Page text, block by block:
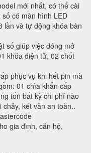
mới nhất, có thể cài
có màn hình LED
lần và tự động khóa bàn
số giúp việc đóng mở
khóa điện tử, 02 chốt
phục vụ khi hết pin mà
01 chìa khẩn cấp
tốn bất kỳ chi phí nào
chảy, két vẫn an toàn..
gia đình, căn hộ,